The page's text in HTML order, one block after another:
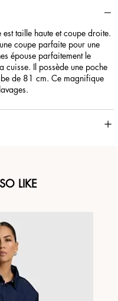
taille haute et coupe droite.
coupe parfaite pour une
épouse parfaitement le
cuisse. Il possède une poche
de 81 cm. Ce magnifique
LIKE